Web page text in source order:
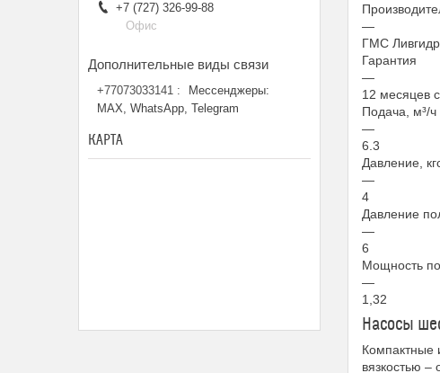
—
ГМС
Гарантия
—
12 месяцев
Подача, м³/ч
—
6.3
Давление,
—
4
Давление
—
6
Мощность
—
1,32
Насосы
вязкостью
+7 (727) 326-99-88
Офис
+77073033141
Мессенджеры:
MAX, WhatsApp, Telegram
КАРТА